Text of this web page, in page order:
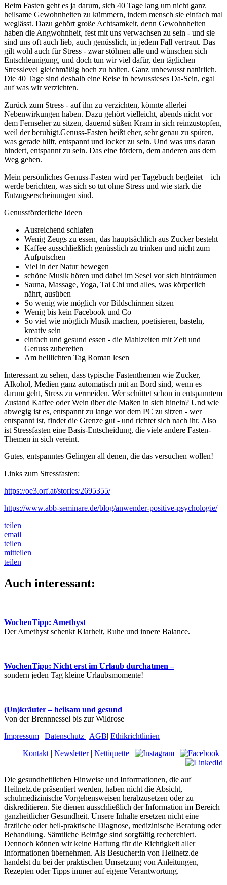
Beim Fasten geht es ja darum, sich 40 Tage lang um nicht ganz
heilsame Gewohnheiten zu kümmern, indem mensch sie einfach mal
weglässt. Dazu gehört große Achtsamkeit, denn Gewohnheiten
haben die Angwohnheit, fest mit uns verwachsen zu sein - und sie
sind uns oft auch lieb, auch genüsslich, in jedem Fall vertraut. Das
gilt wohl auch für Stress - zwar stöhnen alle und wünschen sich
Entschleunigung, und doch tun wir viel dafür, den täglichen
Stresslevel gleichmäßig hoch zu halten. Ganz unbewusst natürlich.
Die 40 Tage sind deshalb eine Reise in bewussteses Da-Sein, egal
auf was wir verzichten.
Zurück zum Stress - auf ihn zu verzichten, könnte allerlei
Nebenwirkungen haben. Dazu gehört vielleicht, abends nicht vor
dem Fernseher zu sitzen, dauernd süßen Kram in sich reinzustopfen,
weil der beruhigt.Genuss-Fasten heißt eher, sehr genau zu spüren,
was gerade hilft, entspannt und locker zu sein. Und was uns daran
hindert, entspannt zu sein. Das eine fördern, dem anderen aus dem
Weg gehen.
Mein persönliches Genuss-Fasten wird per Tagebuch begleitet – ich
werde berichten, was sich so tut ohne Stress und wie stark die
Entzugserscheinungen sind.
Genussförderliche Ideen
Ausreichend schlafen
Wenig Zeugs zu essen, das hauptsächlich aus Zucker besteht
Kaffee ausschließlich genüsslich zu trinken und nicht zum
Aufputschen
Viel in der Natur bewegen
schöne Musik hören und dabei im Sesel vor sich hinträumen
Sauna, Massage, Yoga, Tai Chi und alles, was körperlich
nährt, ausüben
So wenig wie möglich vor Bildschirmen sitzen
Wenig bis kein Facebook und Co
So viel wie möglich Musik machen, poetisieren, basteln,
kreativ sein
einfach und gesund essen - die Mahlzeiten mit Zeit und
Genuss zubereiten
Am helllichten Tag Roman lesen
Interessant zu sehen, dass typische Fastenthemen wie Zucker,
Alkohol, Medien ganz automatisch mit an Bord sind, wenn es
darum geht, Stress zu vermeiden. Wer schüttet schon in entspanntem
Zustand Kaffee oder Wein über die Maßen in sich hinein? Und wie
abwegig ist es, entspannt zu lange vor dem PC zu sitzen - wer
entspannt ist, findet die Grenze gut - und richtet sich nach ihr. Also
ist Stressfasten eine Basis-Entscheidung, die viele andere Fasten-
Themen in sich vereint.
Gutes, entspanntes Gelingen all denen, die das versuchen wollen!
Links zum Stressfasten:
https://oe3.orf.at/stories/2695355/
https://www.abb-seminare.de/blog/anwender-positive-psychologie/
teilen
email
teilen
mitteilen
teilen
Auch interessant:
WochenTipp: Amethyst
Der Amethyst schenkt Klarheit, Ruhe und innere Balance.
WochenTipp: Nicht erst im Urlaub durchatmen –
sondern jeden Tag kleine Urlaubsmomente!
(Un)kräuter – heilsam und gesund
Von der Brennnessel bis zur Wildrose
Impressum | Datenschutz | AGB| Ethikrichtlinien
Kontakt | Newsletter | Nettiquette | | |
Die gesundheitlichen Hinweise und Informationen, die auf
Heilnetz.de präsentiert werden, haben nicht die Absicht,
schulmedizinische Vorgehensweisen herabzusetzen oder zu
diskreditieren. Sie dienen ausschließlich der Information im Bereich
ganzheitlicher Gesundheit. Unsere Inhalte ersetzen nicht eine
ärztliche oder heil-praktische Diagnose, medizinische Beratung oder
Behandlung. Sämtliche Beiträge sind sorgfältig recherchiert.
Dennoch können wir keine Haftung für die Richtigkeit aller
Informationen übernehmen. Als Besucher:in von Heilnetz.de
handelst du bei der praktischen Umsetzung von Anleitungen,
Rezepten oder Tipps immer auf eigene Verantwortung.